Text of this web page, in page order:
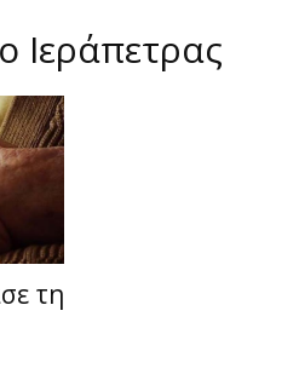
Ιεράπετρας
τη